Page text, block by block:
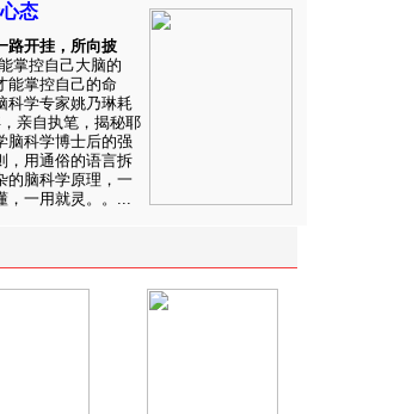
态
路开挂，所向披
掌控自己大脑的
能掌控自己的命
科学专家姚乃琳耗
亲自执笔，揭秘耶
脑科学博士后的强
，用通俗的语言拆
的脑科学原理，一
，一用就灵。。...